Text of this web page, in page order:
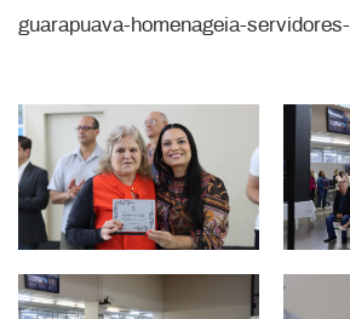
guarapuava-homenageia-